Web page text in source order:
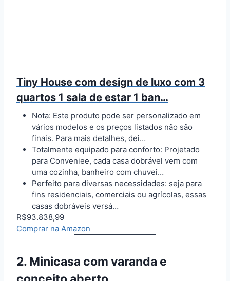
Tiny House com design de luxo com 3
quartos 1 sala de estar 1 ban…
Nota: Este produto pode ser personalizado em
vários modelos e os preços listados não são
finais. Para mais detalhes, dei…
Totalmente equipado para conforto: Projetado
para Conveniee, cada casa dobrável vem com
uma cozinha, banheiro com chuvei…
Perfeito para diversas necessidades: seja para
fins residenciais, comerciais ou agrícolas, essas
casas dobráveis ​​versá…
R$93.838,99
Comprar na Amazon
2. Minicasa com varanda e